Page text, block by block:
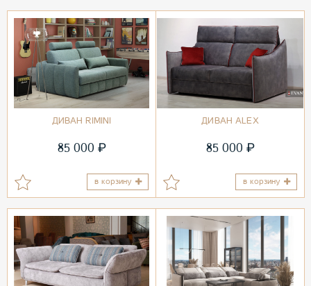
ДИВАН RIMINI
85 000 ₽
в корзину
ДИВАН ALEX
85 000 ₽
в корзину